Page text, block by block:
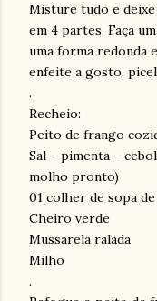
Misture tudo e deixe
em 4 partes. Faça
uma forma redonda
enfeite a gosto,
.
Recheio:
Peito de frango
Sal – pimenta –
molho pronto)
01 colher de sopa
Cheiro verde
Mussarela ralada
Milho
.